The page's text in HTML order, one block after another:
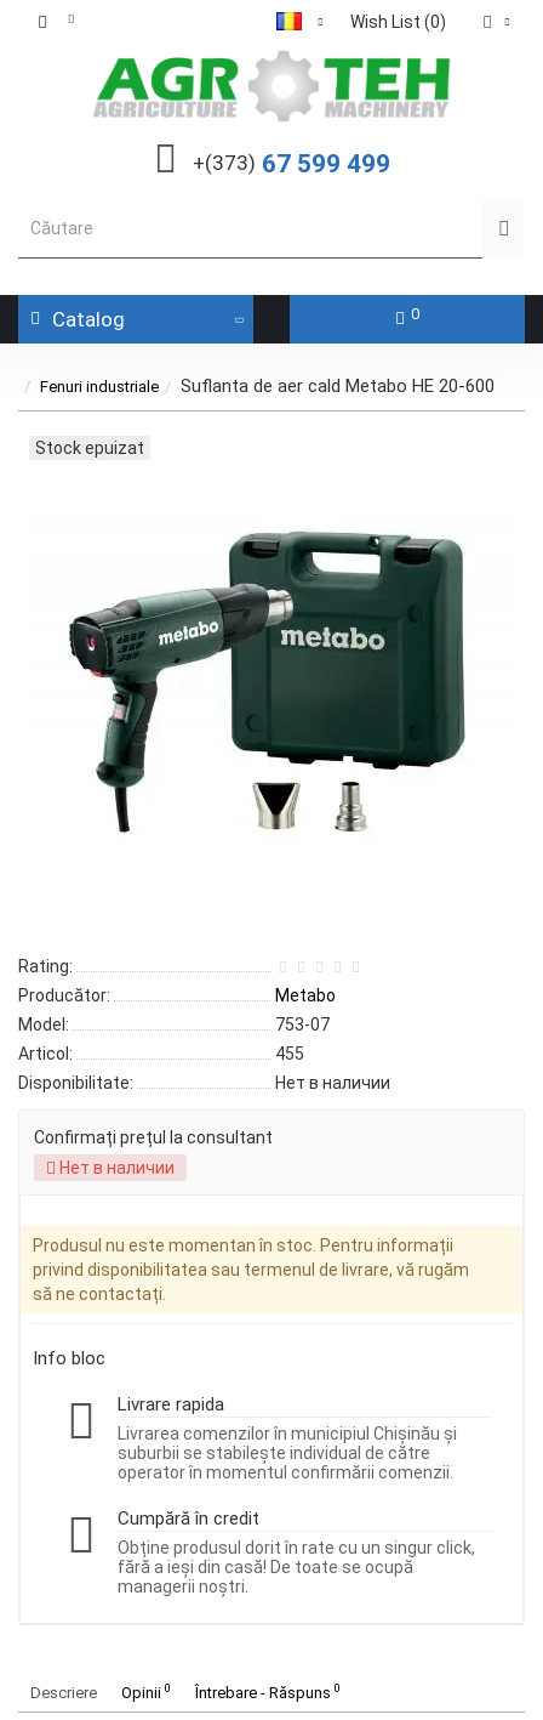
Wish List (0)
+(373) 67 599 499
Catalog 0
Fenuri industriale Suflanta de aer cald Metabo HE 20-600
Stock epuizat
Rating:
Producător:
Metabo
Model:
753-07
Articol:
455
Disponibilitate:
Нет в наличии
Confirmați prețul la consultant
Нет в наличии
Produsul nu este momentan în stoc. Pentru informații
privind disponibilitatea sau termenul de livrare, vă rugăm
să ne contactați.
Info bloc
Livrare rapida
Livrarea comenzilor în municipiul Chișinău și
suburbii se stabilește individual de către
operator în momentul confirmării comenzii.
Cumpără în credit
Obține produsul dorit în rate cu un singur click,
fără a ieși din casă! De toate se ocupă
managerii noștri.
Descriere Opinii 0 Întrebare - Răspuns 0